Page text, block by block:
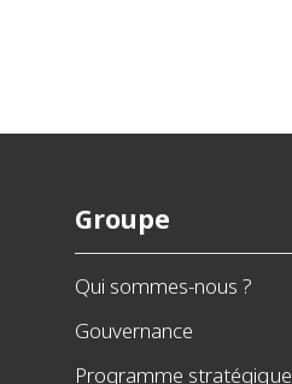
Groupe
Qui sommes-nous ?
Gouvernance
Programme stratégique